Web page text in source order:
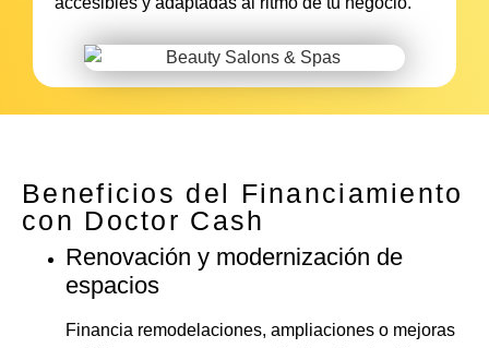
Beneficios del Financiamiento
con Doctor Cash
Renovación y modernización de
espacios
Financia remodelaciones, ampliaciones o mejoras